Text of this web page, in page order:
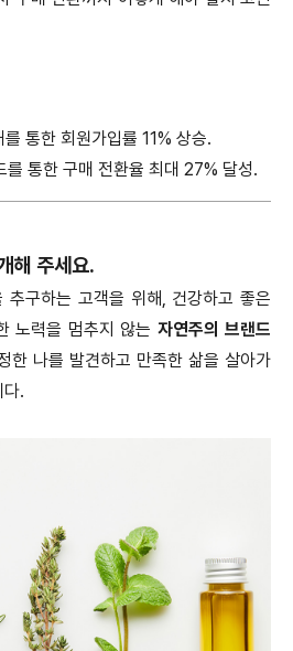
통한 회원가입률 11% 상승.
를 통한 구매 전환율 최대 27% 달성.
해 주세요.
추구하는 고객을 위해, 건강하고 좋은
노력을 멈추지 않는 자연주의 브랜드
한 나를 발견하고 만족한 삶을 살아가
.